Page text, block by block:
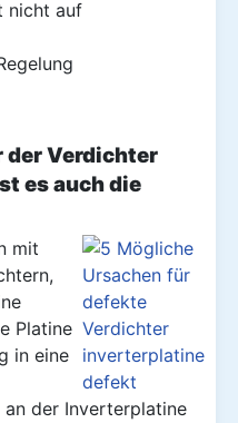
nicht auf
der Verdichter
es auch die
mit
Platine
in eine
der Inverterplatine